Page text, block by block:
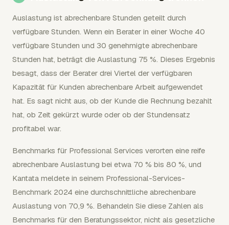
Auslastung ist abrechenbare Stunden geteilt durch
verfügbare Stunden. Wenn ein Berater in einer Woche 40
verfügbare Stunden und 30 genehmigte abrechenbare
Stunden hat, beträgt die Auslastung 75 %. Dieses Ergebnis
besagt, dass der Berater drei Viertel der verfügbaren
Kapazität für Kunden abrechenbare Arbeit aufgewendet
hat. Es sagt nicht aus, ob der Kunde die Rechnung bezahlt
hat, ob Zeit gekürzt wurde oder ob der Stundensatz
profitabel war.
Benchmarks für Professional Services verorten eine reife
abrechenbare Auslastung bei etwa 70 % bis 80 %, und
Kantata meldete in seinem Professional-Services-
Benchmark 2024 eine durchschnittliche abrechenbare
Auslastung von 70,9 %. Behandeln Sie diese Zahlen als
Benchmarks für den Beratungssektor, nicht als gesetzliche